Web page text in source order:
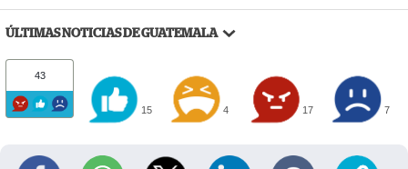
ÚLTIMAS NOTICIAS DE GUATEMALA
43
15 4 17 7